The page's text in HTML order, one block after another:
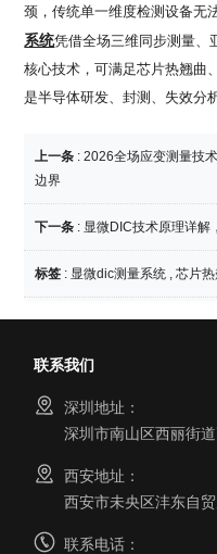
颈，传统单一维度检测设备无
系统凭借全场三维同步测量、
核心技术，可满足芯片热翘曲
是半导体研发、封测、失效分
上一条 :2026全场应变测量技
边界
下一条 : 显微DIC技术原理详解
标签 : 显微dic测量系统 ,芯片
联系我们
深圳地址：
深圳市南山区西丽街
西安地址：
西安市未央区沣东自
联系电话：